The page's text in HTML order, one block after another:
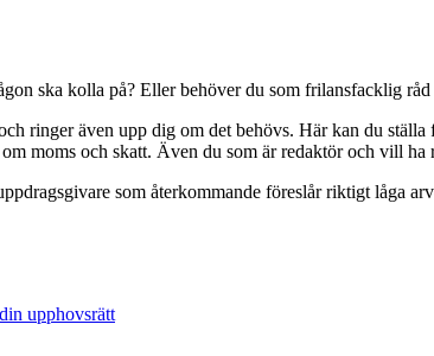
ska kolla på? Eller behöver du som frilansfacklig
ringer även upp dig om det behövs. Här kan du
moms och skatt. Även du som är redaktör och vill
som återkommande föreslår riktigt låga
upphovsrätt